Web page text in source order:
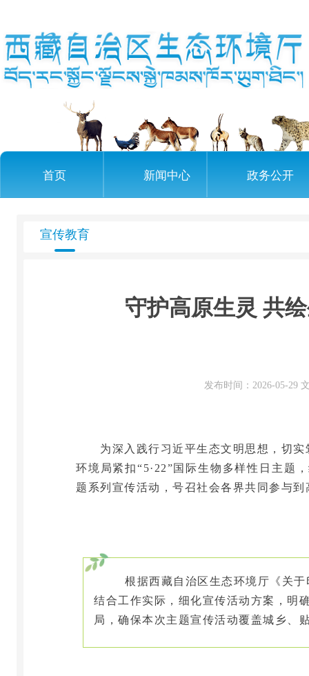
首页 新闻中心 政务公开
宣传教育
守护高原生灵 共
发布时间：2026-05-29
为深入践行习近平生态文明思想，切
环境局紧扣“5·22”国际生物多样性日主题，
题系列宣传活动，号召社会各界共同参与
根据西藏自治区生态环境厅《关于
结合工作实际，细化宣传活动方案，明
局，确保本次主题宣传活动覆盖城乡、